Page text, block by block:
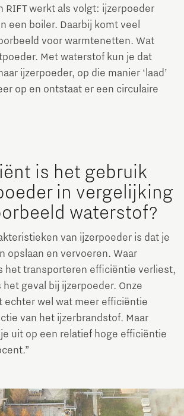
RIFT werkt als volgt: ijzerpoeder
een boiler. Daarbij komt veel
voor warmtenetten. Wat
Met waterstof kun je dat
ijzerpoeder, op die manier ‘laad’
op en ontstaat er een circulaire
is het gebruik
in vergelijking
waterstof?
van ijzerpoeder is dat je
opslaan en vervoeren. Waar
het transporteren efficiëntie verliest,
geval bij ijzerpoeder. Onze
echter wel wat meer efficiëntie
van het ijzerbrandstof. Maar
uit op een relatief hoge efficiëntie